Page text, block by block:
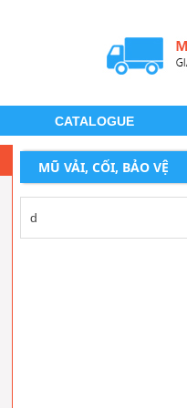
CATALOGUE
MŨ VẢI, CỐI, BẢO VỆ
d